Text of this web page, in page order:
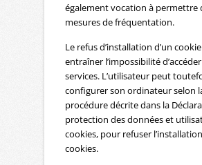
également vocation à permettre
mesures de fréquentation.
Le refus d’installation d’un
entraîner l’impossibilité
services. L’utilisateur peut
configurer son ordinateur selon
procédure décrite dans la
protection des données et
cookies, pour refuser
cookies.